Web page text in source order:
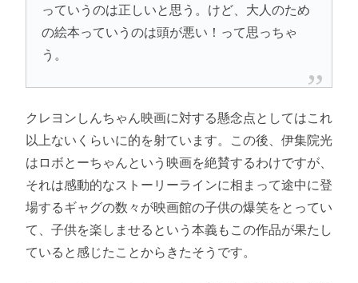
っていうのは正しいと思う。けど、大人のため
の絵本っていうのは頭が悪い！って思っちゃ
う。
クレヨンしんちゃん映画に対する懸念点としてはこれ
以上ないくらいに的を射ています。この後、伊集院光
はロボとーちゃんという映画を絶賛するわけですが、
それは感動的なストーリーラインに相まって途中に登
場するギャグの数々が映画館の子供の爆笑をとってい
て、子供を楽しませるという本義もこの作品が果たし
ていると感じたことからきたそうです。